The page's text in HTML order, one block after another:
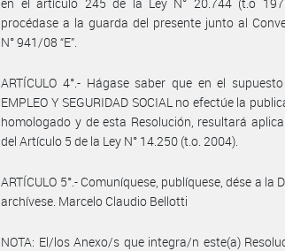
procédase a la guarda del presente junto al
N° 941/08 “E”.
ARTÍCULO 4°.- Hágase saber que en el
EMPLEO Y SEGURIDAD SOCIAL no efectúe la
homologado y de esta Resolución, resultará
del Artículo 5 de la Ley N° 14.250 (t.o. 2004).
ARTÍCULO 5°.- Comuníquese, publíquese, dése a
archívese. Marcelo Claudio Bellotti
NOTA: El/los Anexo/s que integra/n este(a)